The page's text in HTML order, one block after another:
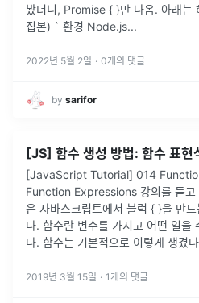
봤더니, Promise { }만 나옴. 아래
집본) ` 환경 Node.js...
2022년 5월 2일 · 0개의 댓글
by sarifor
[JS] 함수 생성 방법: 함수 표
[JavaScript Tutorial] 014
Function Expressions 강의를 듣
은 자바스크립트에서 블럭 { }을 만
다. 함수란 변수를 가지고 어떤 일을
다. 함수는 기본적으로 이렇게 생겼
2019년 3월 15일 · 1 개의 댓글